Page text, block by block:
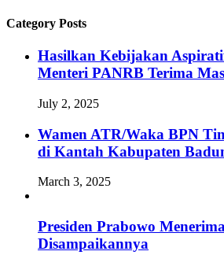
Category Posts
Hasilkan Kebijakan
Menteri PANRB Terima
July 2, 2025
Wamen ATR/Waka BPN
di Kantah Kabupaten
March 3, 2025
Presiden Prabowo
Disampaikannya